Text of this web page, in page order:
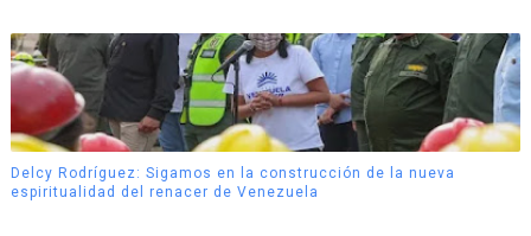
Delcy Rodríguez: Sigamos en la construcción de la nueva
espiritualidad del renacer de Venezuela